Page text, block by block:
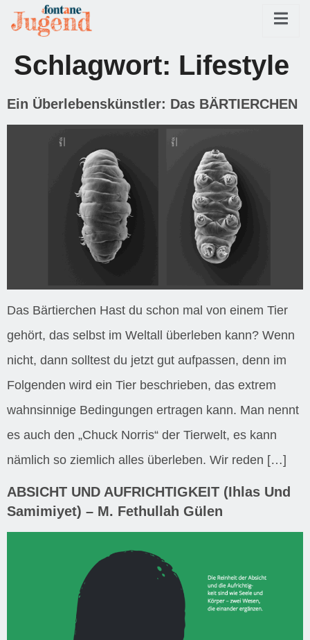
Schlagwort: Lifestyle
Ein Überlebenskünstler: Das BÄRTIERCHEN
Das Bärtierchen Hast du schon mal von einem Tier
gehört, das selbst im Weltall überleben kann? Wenn
nicht, dann solltest du jetzt gut aufpassen, denn im
Folgenden wird ein Tier beschrieben, das extrem
wahnsinnige Bedingungen ertragen kann. Man nennt
es auch den „Chuck Norris“ der Tierwelt, es kann
nämlich so ziemlich alles überleben. Wir reden […]
ABSICHT UND AUFRICHTIGKEIT (Ihlas Und
Samimiyet) – M. Fethullah Gülen